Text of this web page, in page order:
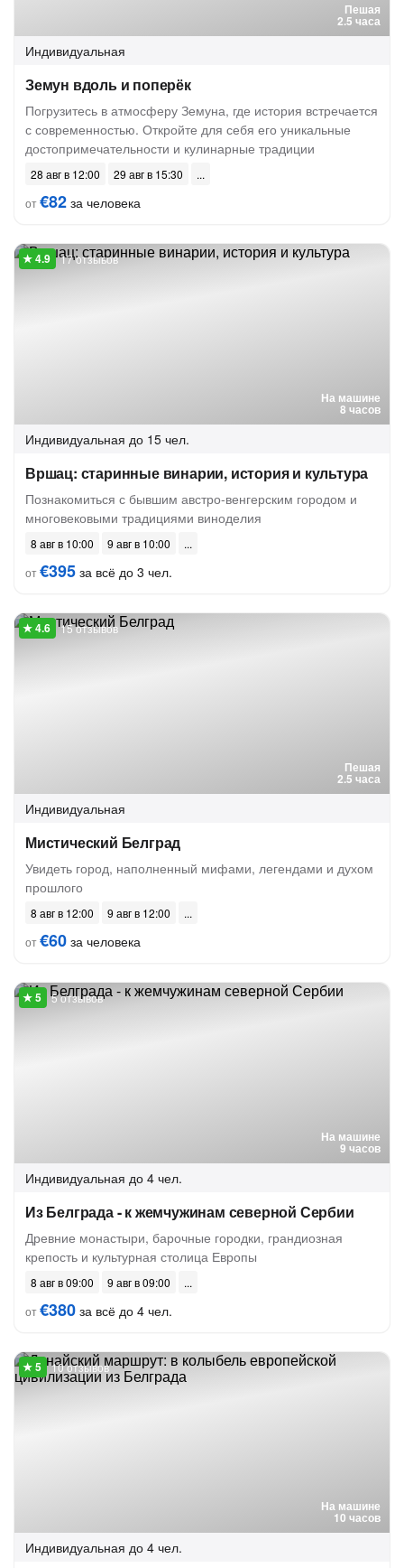
Пешая
2.5 часа
Индивидуальная
Земун вдоль и поперёк
Погрузитесь в атмосферу Земуна, где история встречается
с современностью. Откройте для себя его уникальные
достопримечательности и кулинарные традиции
28 авг в 12:00
29 авг в 15:30
от€82 за человека
На машине
8 часов
17 отзывов
Индивидуальная до 15 чел.
Вршац: старинные винарии, история и культура
Познакомиться с бывшим австро-венгерским городом и
многовековыми традициями виноделия
8 авг в 10:00
9 авг в 10:00
от€395 за всё до 3 чел.
Пешая
2.5 часа
15 отзывов
Индивидуальная
Мистический Белград
Увидеть город, наполненный мифами, легендами и духом
прошлого
8 авг в 12:00
9 авг в 12:00
от€60 за человека
На машине
9 часов
5 отзывов
Индивидуальная до 4 чел.
Из Белграда - к жемчужинам северной Сербии
Древние монастыри, барочные городки, грандиозная
крепость и культурная столица Европы
8 авг в 09:00
9 авг в 09:00
от€380 за всё до 4 чел.
На машине
10 часов
10 отзывов
Индивидуальная до 4 чел.